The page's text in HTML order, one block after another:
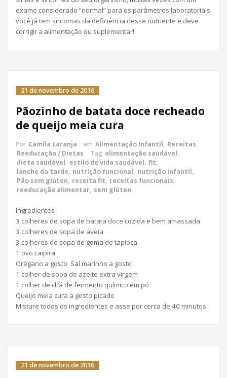
exame considerado “normal” para os parâmetros laboratoriais
você já tem sintomas da deficiência desse nutriente e deve
corrigir a alimentação ou suplementar!
21 de novembro de 2016
Pãozinho de batata doce recheado
de queijo meia cura
Por Camila Laranja em Alimentação Infantil, Receitas,
Reeducação / Dietas
Tag alimentação saudável,
dieta saudável, estilo de vida saudável, fit,
lanche da tarde, nutrição funcional, nutrição infantil,
Pão sem glúten, receita fit, receitas funcionais,
reeducação alimentar, sem glúten
Ingredientes
3 colheres de sopa de batata doce cozida e bem amassada
3 colheres de sopa de aveia
3 colheres de sopa de goma de tapioca
1 ovo caipira
Orégano a gosto Sal marinho a gosto
1 colher de sopa de azeite extra virgem
1 colher de chá de fermento químico em pó
Queijo meia cura a gosto picado
Misture todos os ingredientes e asse por cerca de 40 minutos.
21 de novembro de 2016